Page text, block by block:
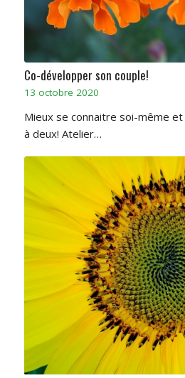
Co-développer son couple!
13 octobre 2020
Mieux se connaitre soi-même
à deux! Atelier…